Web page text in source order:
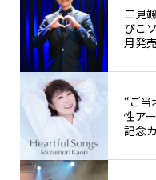
二見
びこ
月発
“ご当
性ア
記念